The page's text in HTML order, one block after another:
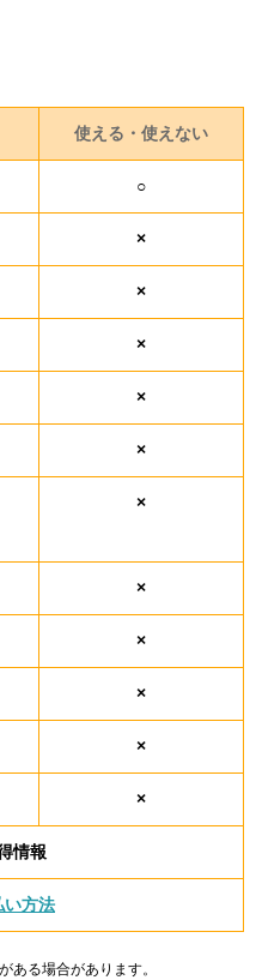
使える・使えない
○
×
×
×
×
×
×
×
×
×
×
×
情報
い方法
ある場合があります。